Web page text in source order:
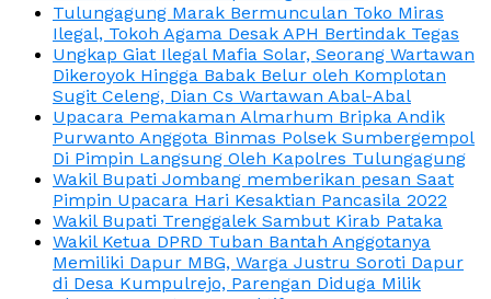
Tulungagung Marak Bermunculan Toko Miras
Ilegal, Tokoh Agama Desak APH Bertindak Tegas
Ungkap Giat Ilegal Mafia Solar, Seorang Wartawan
Dikeroyok Hingga Babak Belur oleh Komplotan
Sugit Celeng, Dian Cs Wartawan Abal-Abal
Upacara Pemakaman Almarhum Bripka Andik
Purwanto Anggota Binmas Polsek Sumbergempol
Di Pimpin Langsung Oleh Kapolres Tulungagung
Wakil Bupati Jombang memberikan pesan Saat
Pimpin Upacara Hari Kesaktian Pancasila 2022
Wakil Bupati Trenggalek Sambut Kirab Pataka
Wakil Ketua DPRD Tuban Bantah Anggotanya
Memiliki Dapur MBG, Warga Justru Soroti Dapur
di Desa Kumpulrejo, Parengan Diduga Milik